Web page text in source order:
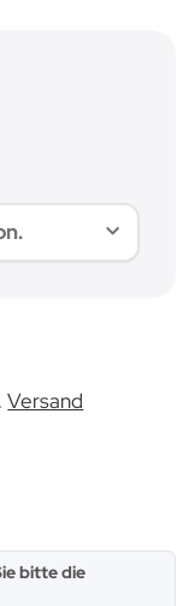
Versand
bitte die